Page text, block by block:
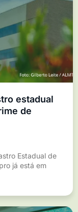
estadual
de
Estadual de
já está em